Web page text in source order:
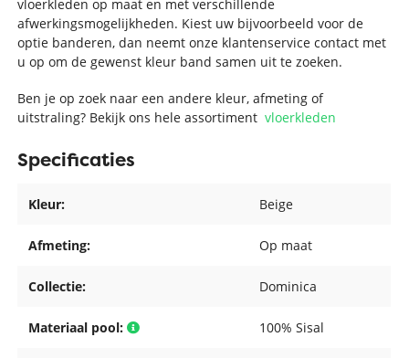
vloerkleden op maat en met verschillende
afwerkingsmogelijkheden. Kiest uw bijvoorbeeld voor de
optie banderen, dan neemt onze klantenservice contact met
u op om de gewenst kleur band samen uit te zoeken.
Ben je op zoek naar een andere kleur, afmeting of
uitstraling? Bekijk ons hele assortimentvloerkleden
Specificaties
Kleur: Beige
Afmeting: Op maat
Collectie: Dominica
Materiaal pool: 100% Sisal